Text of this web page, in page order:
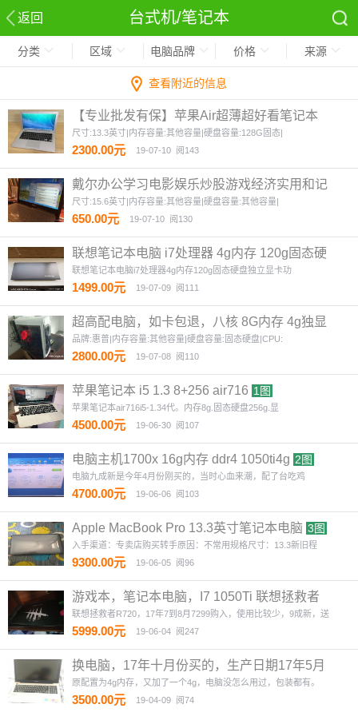
返回 台式机/笔记本
分类 区域 电脑品牌 价格 来源
查看附近的信息
【专业批发有保】苹果Air超薄超好看笔记本
【薄如蝉翼】2图
尺寸:13.3英寸|内存容量:其他容量|硬盘容量:128G固态|
2300.00元 19-07-10 阅143
戴尔办公学习电影娱乐炒股游戏经济实用和记
本1图
尺寸:15.6英寸|内存容量:其他容量|硬盘容量:其他容量|
650.00元 19-07-10 阅130
联想笔记本电脑 i7处理器 4g内存 120g固态硬
盘2图
联想笔记本电脑i7处理器4g内存120g固态硬盘独立显卡功
1499.00元 19-07-09 阅111
超高配电脑，如卡包退，八核 8G内存 4g独显
固态硬盘2图
品牌:惠普|内存容量:其他容量|硬盘容量:固态硬盘|CPU:
2800.00元 19-07-08 阅110
苹果笔记本 i5 1.3 8+256 air716 1图
苹果笔记本air716i5-1.34代。内存8g.固态硬盘256g.显
4500.00元 19-06-30 阅107
电脑主机1700x 16g内存 ddr4 1050ti4g 2图
电脑九成新是今年4月份刚买的，当时心血来潮，配了台吃鸡
4700.00元 19-06-06 阅103
Apple MacBook Pro 13.3英寸笔记本电脑 3图
入手渠道：专卖店购买转手原因：不常用规格尺寸：13.3新旧程
9300.00元 19-06-05 阅96
游戏本，笔记本电脑，I7 1050Ti 联想拯救者
R7202图
联想拯救者R720，17年7到8月7299购入，使用比较少，9成新，送
5999.00元 19-06-04 阅247
换电脑，17年十月份买的，生产日期17年5月
份1图
原配置为4g内存，又加了一个4g，电脑没怎么用过，包装都有。
3500.00元 19-04-09 阅74